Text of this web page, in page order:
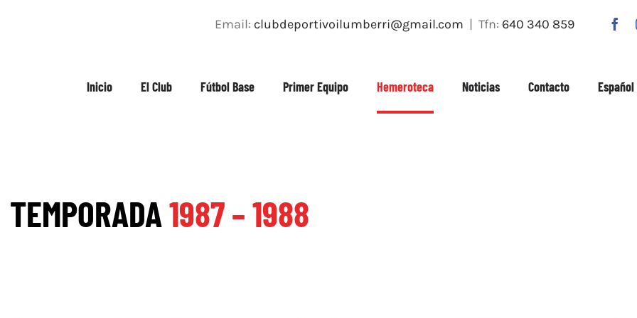
Email: clubdeportivoilumberri@gmail.com | Tfn: 640 340 859
Inicio El Club Fútbol Base Primer Equipo Hemeroteca Noticias Contacto Español
TEMPORADA1987 – 1988